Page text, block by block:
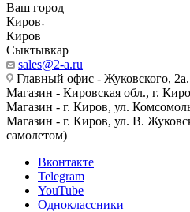
Ваш город
Киров
Киров
Сыктывкар
sales@2-a.ru
Главный офис - Жуковского,
Магазин - Кировская обл., г.
Магазин - г. Киров, ул.
Магазин - г. Киров, ул. В.
самолетом)
Вконтакте
Telegram
YouTube
Одноклассники